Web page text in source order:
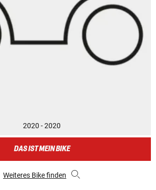
2020 - 2020
DAS IST MEIN BIKE
Weiteres Bike finden